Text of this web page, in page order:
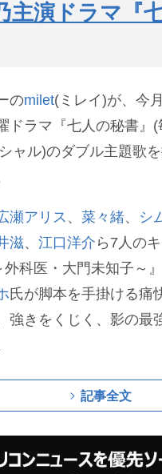
主演ドラマ『
のmilet(ミレイ)が、今
ドラマ『七人の秘書』(
ャル)のダブル主題歌
瀬アリス 、 菜々緒、 シ
滋、 江口洋介 ら7人の
科医・大門未知子～
氏が脚本を手掛ける痛
強きをくじく、影の最
記事全文